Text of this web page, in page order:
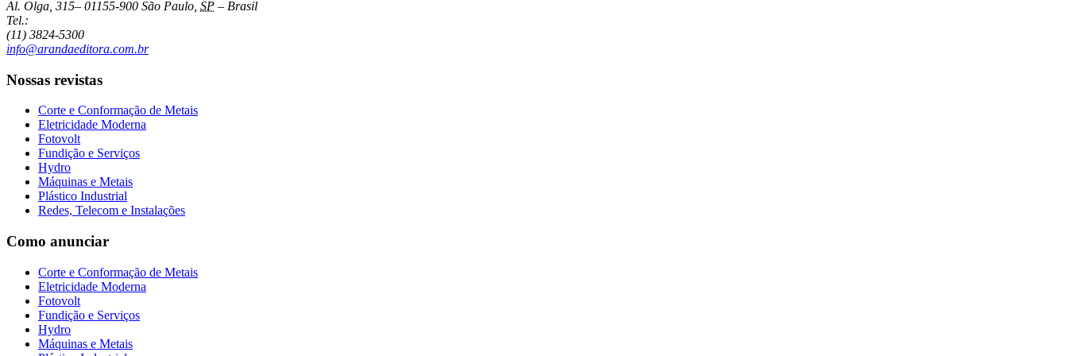
Al. Olga, 315– 01155-900 São Paulo SP – Brasil
Tel.:
(11) 3824-5300
info@arandaeditora.com.br
Nossas revistas
Corte e Conformação de Metais
Eletricidade Moderna
Fotovolt
Fundição e Serviços
Hydro
Máquinas e Metais
Plástico Industrial
Redes, Telecom e Instalações
Como anunciar
Corte e Conformação de Metais
Eletricidade Moderna
Fotovolt
Fundição e Serviços
Hydro
Máquinas e Metais